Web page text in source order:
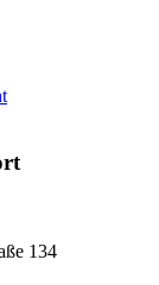
134